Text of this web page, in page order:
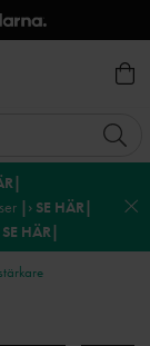
|› SE HÄR|
SE HÄR|